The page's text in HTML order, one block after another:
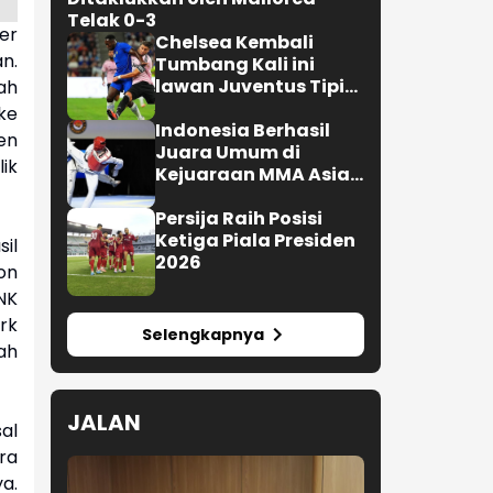
Telak 0-3
Chelsea Kembali
Tumbang Kali ini
lawan Juventus Tipis
Indonesia Berhasil
Juara Umum di
Kejuaraan MMA Asian
Persija Raih Posisi
Ketiga Piala Presiden
2026
Selengkapnya
JALAN